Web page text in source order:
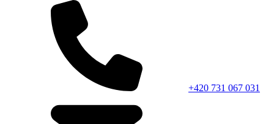
+420 731 067 031